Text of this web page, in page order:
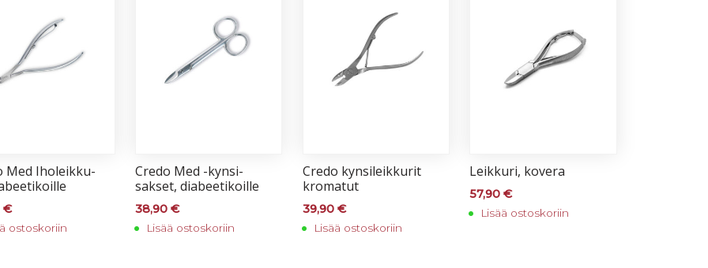
Med Iho­leik­ku­
€
ostoskoriin
Cre­do Med -kyn­si­
sak­set, dia­bee­ti­koil­le
38,90 €
Lisää ostoskoriin
Cre­do kyn­si­leik­ku­rit
kro­ma­tut
39,90 €
Lisää ostoskoriin
Leik­ku­ri, ko­ve­ra
57,90€
Lisää ostoskoriin